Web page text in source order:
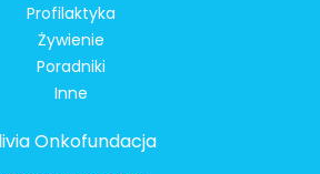
Profilaktyka
Żywienie
Poradniki
Inne
Onkofundacja